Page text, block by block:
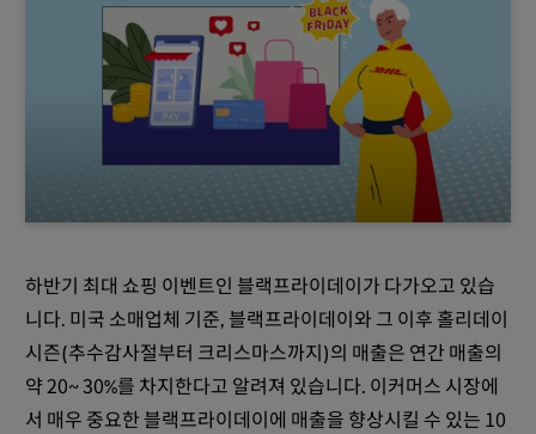
하반기 최대 쇼핑 이벤트인 블랙프라이데이가 다가오고 있습
니다. 미국 소매업체 기준, 블랙프라이데이와 그 이후 홀리데이
시즌(추수감사절부터 크리스마스까지)의 매출은 연간 매출의
약 20~ 30%를 차지한다고 알려져 있습니다. 이커머스 시장에
서 매우 중요한 블랙프라이데이에 매출을 향상시킬 수 있는 10